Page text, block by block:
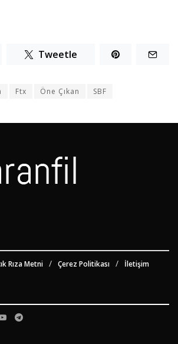
Tweetle
Ftx Öne Çıkan SBF
Rıza Metni Çerez Politikası İletişim